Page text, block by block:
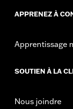
conforme pour
également
APPRENEZ À
Apprentissage
SOUTIEN À LA
Nous joindre